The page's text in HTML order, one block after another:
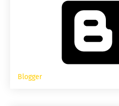
Blogger